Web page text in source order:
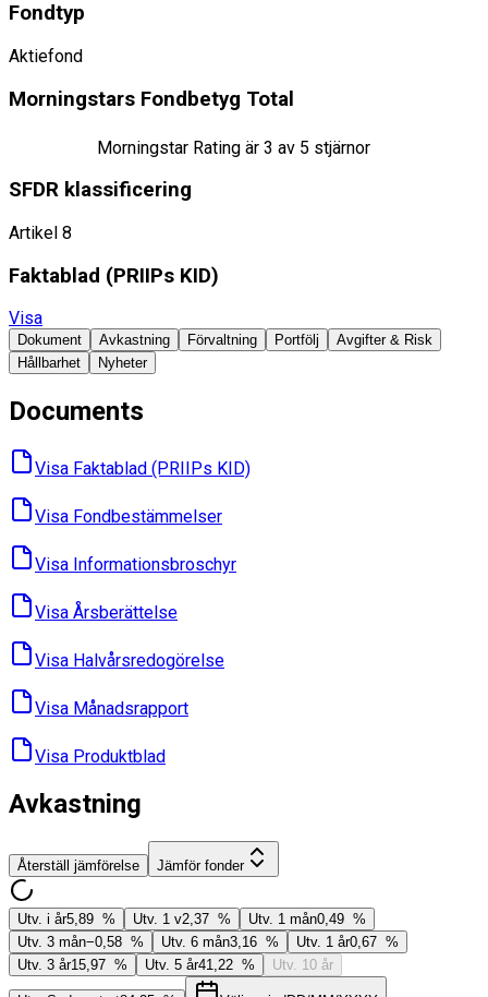
Fondtyp
Aktiefond
Morningstars Fondbetyg Total
Morningstar Rating är 3 av 5 stjärnor
SFDR klassificering
Artikel 8
Faktablad ​(PRIIPs KID)
Visa
Dokument Avkastning Förvaltning Portfölj
Avgifter & Risk
Hållbarhet
Nyheter
Documents
Visa Faktablad ​(PRIIPs KID)
Visa Fondbes­tämmelser
Visa Informations­broschyr
Visa Års­berättelse
Visa Halvårs­redogörelse
Visa Månads­rapport
Visa Produktblad
Avkastning
Återställ jämförelse Jämför fonder
Utv. i år5,89 % Utv. 1 v2,37 % Utv. 1 mån0,49 %
Utv. 3 mån−0,58 % Utv. 6 mån3,16 % Utv. 1 år0,67 %
Utv. 3 år15,97 % Utv. 5 år41,22 % Utv. 10 år